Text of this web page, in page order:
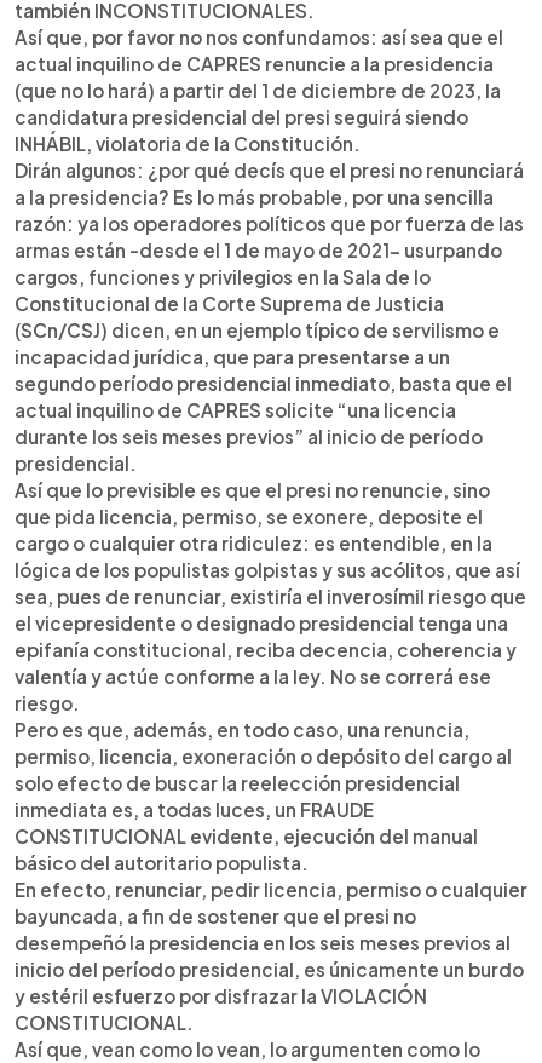
también INCONSTITUCIONALES.
Así que, por favor no nos confundamos: así sea que el
actual inquilino de CAPRES renuncie a la presidencia
(que no lo hará) a partir del 1 de diciembre de 2023, la
candidatura presidencial del presi seguirá siendo
INHÁBIL, violatoria de la Constitución.
Dirán algunos: ¿por qué decís que el presi no renunciará
a la presidencia? Es lo más probable, por una sencilla
razón: ya los operadores políticos que por fuerza de las
armas están -desde el 1 de mayo de 2021- usurpando
cargos, funciones y privilegios en la Sala de lo
Constitucional de la Corte Suprema de Justicia
(SCn/CSJ) dicen, en un ejemplo típico de servilismo e
incapacidad jurídica, que para presentarse a un
segundo período presidencial inmediato, basta que el
actual inquilino de CAPRES solicite “una licencia
durante los seis meses previos” al inicio de período
presidencial.
Así que lo previsible es que el presi no renuncie, sino
que pida licencia, permiso, se exonere, deposite el
cargo o cualquier otra ridiculez: es entendible, en la
lógica de los populistas golpistas y sus acólitos, que así
sea, pues de renunciar, existiría el inverosímil riesgo que
el vicepresidente o designado presidencial tenga una
epifanía constitucional, reciba decencia, coherencia y
valentía y actúe conforme a la ley. No se correrá ese
riesgo.
Pero es que, además, en todo caso, una renuncia,
permiso, licencia, exoneración o depósito del cargo al
solo efecto de buscar la reelección presidencial
inmediata es, a todas luces, un FRAUDE
CONSTITUCIONAL evidente, ejecución del manual
básico del autoritario populista.
En efecto, renunciar, pedir licencia, permiso o cualquier
bayuncada, a fin de sostener que el presi no
desempeñó la presidencia en los seis meses previos al
inicio del período presidencial, es únicamente un burdo
y estéril esfuerzo por disfrazar la VIOLACIÓN
CONSTITUCIONAL.
Así que, vean como lo vean, lo argumenten como lo